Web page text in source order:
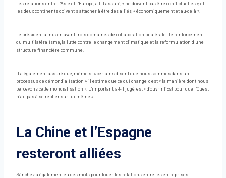
Les relations entre l’Asie et l’Europe, a-t-il assuré, « ne doivent pas être conflictuelles », et
les deux continents doivent s’attacher à être des alliés, « économiquement et au-delà ».
Le président a mis en avant trois domaines de collaboration bilatérale : le renforcement
du multilatéralisme, la lutte contre le changement climatique et la reformulation d’une
structure financière commune.
Il a également assuré que, même si « certains disent que nous sommes dans un
processus de démondialisation », il estime que ce qui change, c’est « la manière dont nous
percevons cette mondialisation ». L’important, a-t-il jugé, est « d’ouvrir l’Est pour que l’Ouest
n’ait pas à se replier sur lui-même ».
La Chine et l’Espagne
resteront alliées
Sánchez a également eu des mots pour louer les relations entre les entreprises